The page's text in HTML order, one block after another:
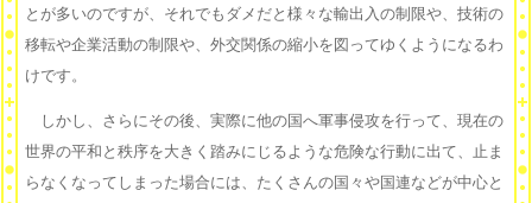
とが多いのですが、それでもダメだと様々な輸出入の制限や、技術の
移転や企業活動の制限や、外交関係の縮小を図ってゆくようになるわ
けです。
しかし、さらにその後、実際に他の国へ軍事侵攻を行って、現在の
世界の平和と秩序を大きく踏みにじるような危険な行動に出て、止ま
らなくなってしまった場合には、たくさんの国々や国連などが中心と